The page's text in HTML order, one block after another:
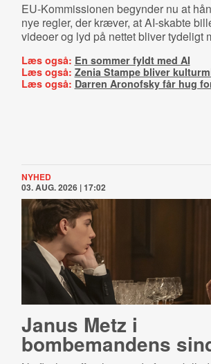
EU-Kommissionen begynder nu at
nye regler, der kræver, at AI-skabte
videoer og lyd på nettet bliver tydeligt
Læs også: En sommer fyldt med AI
Læs også: Zenia Stampe bliver
Læs også: Darren Aronofsky får hug
NYHED
03. AUG. 2026 | 17:02
Janus Metz i
bombemandens